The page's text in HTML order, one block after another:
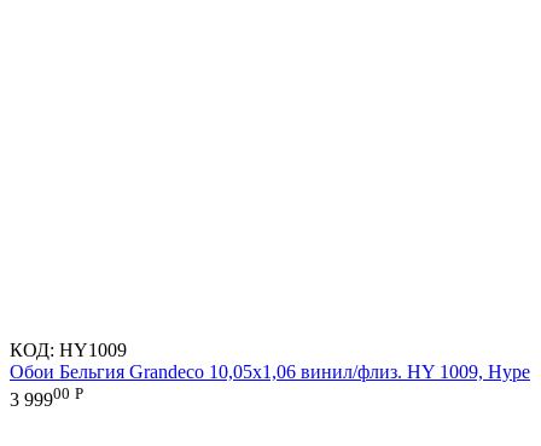
КОД: HY1009
Обои Бельгия Grandeco 10,05х1,06 винил/флиз. HY 1009, Hype
3 99900 Р